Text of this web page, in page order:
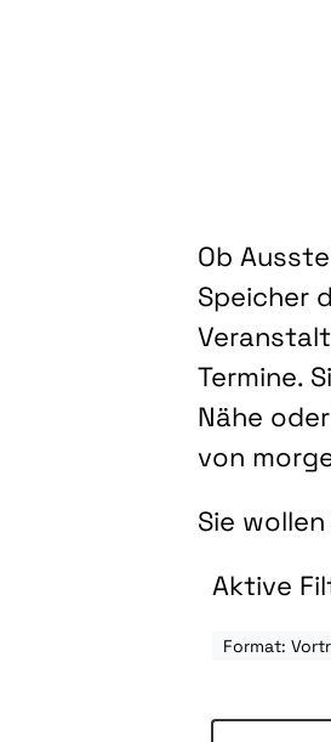
Ob
Speicher
Termine.
Nähe
von
Sie
Aktive
Format: